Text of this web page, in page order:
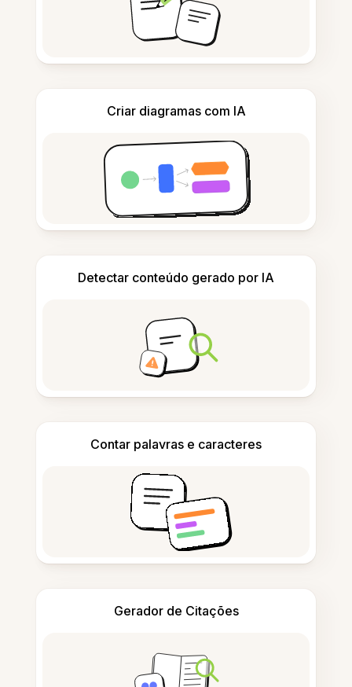
Criar diagramas com IA
Detectar conteúdo gerado por IA
Contar palavras e caracteres
Gerador de Citações